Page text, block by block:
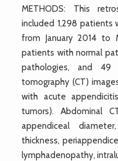
METHODS: This
included 1,298
from January 2014 to
patients with normal
pathologies, and 49
tomography (CT)
with acute
tumors). Abdominal
appendiceal
thickness,
lymphadenopathy,